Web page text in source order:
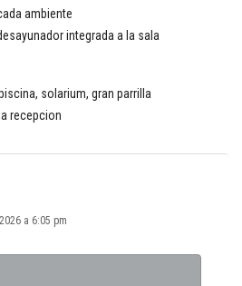
ambiente
integrada a la sala
solarium, gran parrilla
recepcion
a 6:05 pm